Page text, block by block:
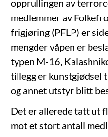
opprullingen av
medlemmer av
frigjøring (PFLP) er
mengder våpen er
typen M-16,
tillegg er kunstgjødsel
og annet utstyr blitt
Det er allerede tatt ut
mot et stort antall